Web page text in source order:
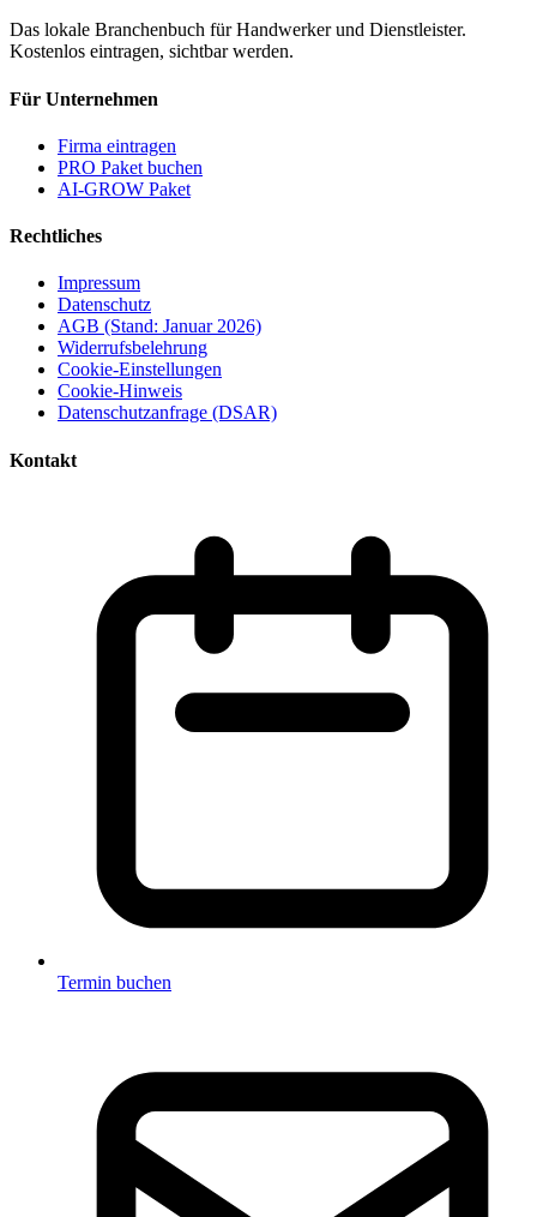
Das lokale Branchenbuch für Handwerker und Dienstleister.
Kostenlos eintragen, sichtbar werden.
Für Unternehmen
Firma eintragen
PRO Paket buchen
AI-GROW Paket
Rechtliches
Impressum
Datenschutz
AGB (Stand: Januar 2026)
Widerrufsbelehrung
Cookie-Einstellungen
Cookie-Hinweis
Datenschutzanfrage (DSAR)
Kontakt
Termin buchen